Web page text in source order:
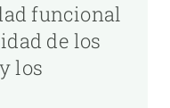
funcional
de los
los